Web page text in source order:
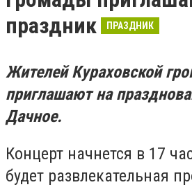
праздник
ПРАЗДНИК
Жителей Кураховской
приглашают на
Дачное.
Концерт начнется в 17
будет развлекательная